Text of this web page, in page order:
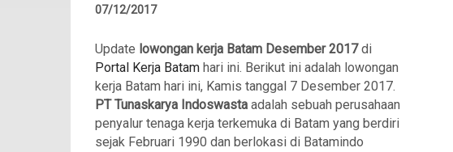
07/12/2017
Update lowongan kerja Batam Desember 2017di
Portal Kerja Batam hari ini. Berikut ini adalah lowongan
kerja Batam hari ini, Kamis tanggal 7 Desember 2017.
PT Tunaskarya Indoswasta adalah sebuah perusahaan
penyalur tenaga kerja terkemuka di Batam yang berdiri
sejak Februari 1990 dan berlokasi di Batamindo